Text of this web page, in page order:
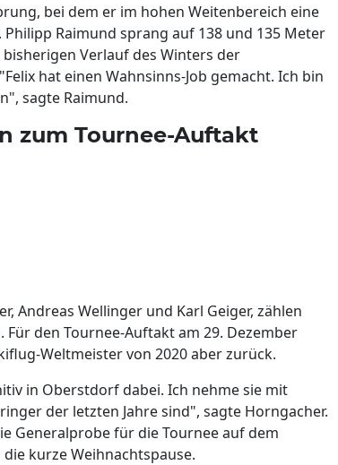
bei dem er im hohen Weitenbereich eine
Raimund sprang auf 138 und 135 Meter
Verlauf des Winters der
hat einen Wahnsinns-Job gemacht. Ich bin
sagte Raimund.
zum Tournee-Auftakt
Andreas Wellinger und Karl Geiger, zählen
den Tournee-Auftakt am 29. Dezember
Weltmeister von 2020 aber zurück.
in Oberstdorf dabei. Ich nehme sie mit
der letzten Jahre sind", sagte Horngacher.
Generalprobe für die Tournee auf dem
kurze Weihnachtspause.